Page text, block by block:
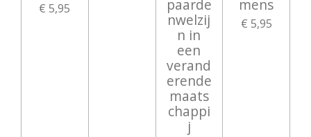
€ 5,95
paarde
nwelzij
n in
een
verand
erende
maats
chappi
j
mens
€ 5,95